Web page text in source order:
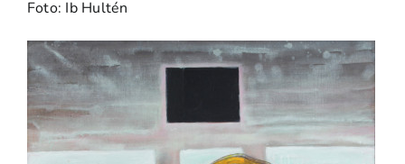
Foto: Ib Hultén